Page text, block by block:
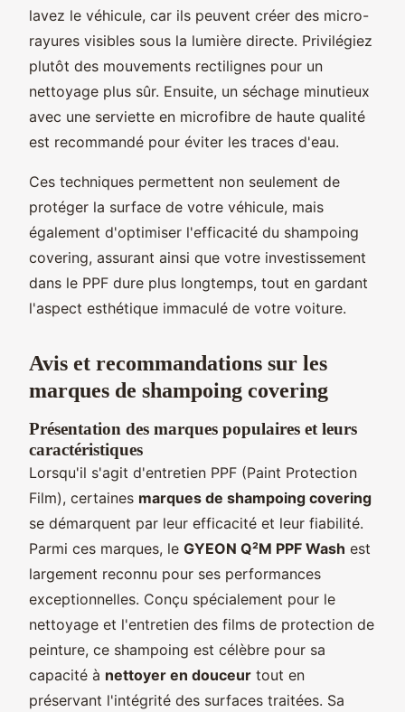
lavez le véhicule, car ils peuvent créer des micro-
rayures visibles sous la lumière directe. Privilégiez
plutôt des mouvements rectilignes pour un
nettoyage plus sûr. Ensuite, un séchage minutieux
avec une serviette en microfibre de haute qualité
est recommandé pour éviter les traces d'eau.
Ces techniques permettent non seulement de
protéger la surface de votre véhicule, mais
également d'optimiser l'efficacité du shampoing
covering, assurant ainsi que votre investissement
dans le PPF dure plus longtemps, tout en gardant
l'aspect esthétique immaculé de votre voiture.
Avis et recommandations sur les
marques de shampoing covering
Présentation des marques populaires et leurs
caractéristiques
Lorsqu'il s'agit d'entretien PPF (Paint Protection
Film), certaines marques de shampoing covering
se démarquent par leur efficacité et leur fiabilité.
Parmi ces marques, le GYEON Q²M PPF Wash est
largement reconnu pour ses performances
exceptionnelles. Conçu spécialement pour le
nettoyage et l'entretien des films de protection de
peinture, ce shampoing est célèbre pour sa
capacité à nettoyer en douceur tout en
préservant l'intégrité des surfaces traitées. Sa